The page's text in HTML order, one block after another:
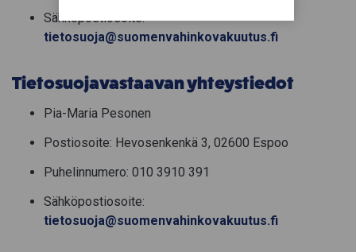
Sähköpostiosoite:
tietosuoja@suomenvahinkovakuutus.fi
Tietosuojavastaavan yhteystiedot
Pia-Maria Pesonen
Postiosoite: Hevosenkenkä 3, 02600 Espoo
Puhelinnumero: 010 3910 391
Sähköpostiosoite:
tietosuoja@suomenvahinkovakuutus.fi